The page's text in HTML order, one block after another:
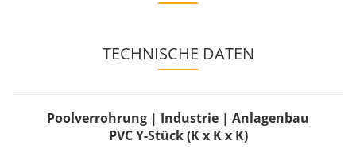
TECHNISCHE DATEN
Poolverrohrung | Industrie | Anlagenbau
PVC Y-Stück (K x K x K)